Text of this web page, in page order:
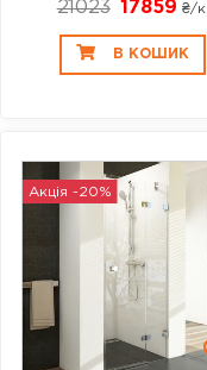
21023 17859₴/к.
В КОШИК
Акція -20%